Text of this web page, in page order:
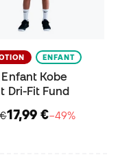
ENFANT
Kobe
Dri-Fit Fund
17,99 €−49%